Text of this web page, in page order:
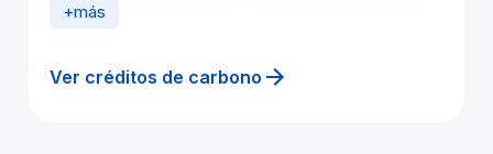
+más
Ver créditos de carbono